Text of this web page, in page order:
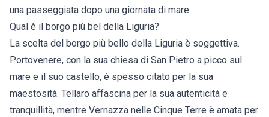
una passeggiata dopo una giornata di mare.
Qual è il borgo più bel della Liguria?
La scelta del borgo più bello della Liguria è soggettiva.
Portovenere, con la sua chiesa di San Pietro a picco sul
mare e il suo castello, è spesso citato per la sua
maestosità. Tellaro affascina per la sua autenticità e
tranquillità, mentre Vernazza nelle Cinque Terre è amata per